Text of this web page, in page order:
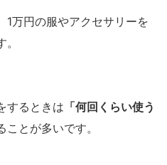
1万円の服やアクセサリーを
するときは 「何回くらい使う
ことが多いです。